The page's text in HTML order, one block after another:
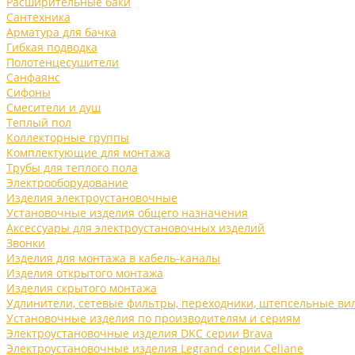
Сантехника
Арматура для бачка
Гибкая подводка
Полотенцесушители
Санфаянс
Сифоны
Смесители и душ
Теплый пол
Коллекторные группы
Комплектующие для монтажа
Трубы для теплого пола
Электрооборудование
Изделия электроустановочные
Установочные изделия общего назначения
Аксессуары для электроустановочных изделий
Звонки
Изделия для монтажа в кабель-каналы
Изделия открытого монтажа
Изделия скрытого монтажа
Удлинители, сетевые фильтры, переходники, штепсельные
Установочные изделия по производителям и сериям
Электроустановочные изделия DKC серии Brava
Электроустановочные изделия Legrand серии Celiane